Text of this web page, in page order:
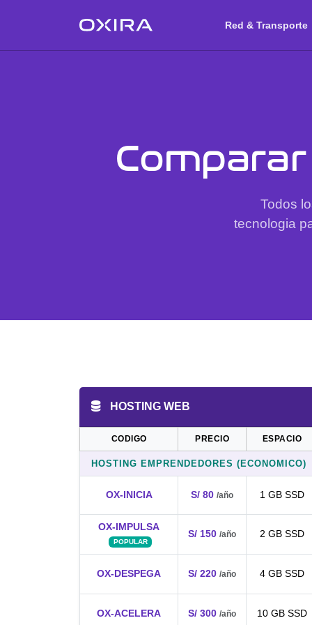
Red & Transporte
Todos
tecnologia
HOSTING WEB
CODIGO PRECIO ESPACIO
HOSTING EMPRENDEDORES (ECONOMICO)
OX-INICIA S/ 80 /año 1 GB SSD
OX-IMPULSA
POPULAR
S/ 150 /año 2 GB SSD
OX-DESPEGA S/ 220 /año 4 GB SSD
OX-ACELERA S/ 300 /año 10 GB SSD